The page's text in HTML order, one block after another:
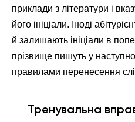
приклади з літератури і
його ініціали. Іноді
й залишають ініціали в
прізвище пишуть у
правилами перенесення
Тренувальна